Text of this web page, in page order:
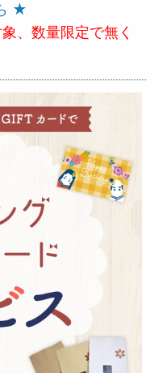
★
、数量限定で無く